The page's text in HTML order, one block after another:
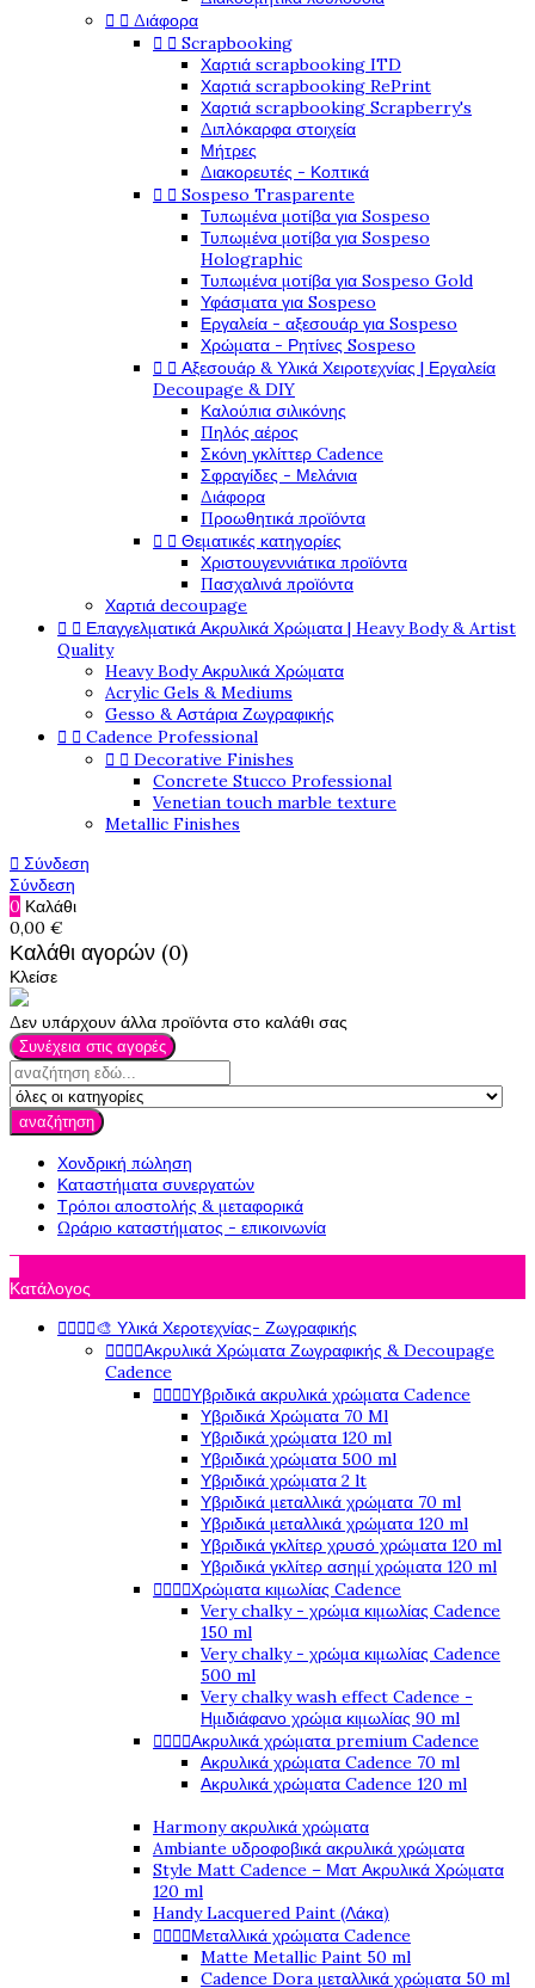
  Διάφορα
  Scrapbooking
Χαρτιά scrapbooking ITD
Χαρτιά scrapbooking RePrint
Χαρτιά scrapbooking Scrapberry's
Διπλόκαρφα στοιχεία
Μήτρες
Διακορευτές - Κοπτικά
  Sospeso Trasparente
Τυπωμένα μοτίβα για Sospeso
Τυπωμένα μοτίβα για Sospeso
Holographic
Τυπωμένα μοτίβα για Sospeso Gold
Υφάσματα για Sospeso
Εργαλεία - αξεσουάρ για Sospeso
Χρώματα - Ρητίνες Sospeso
  Αξεσουάρ & Υλικά Χειροτεχνίας | Εργαλεία
Decoupage & DIY
Καλούπια σιλικόνης
Πηλός αέρος
Σκόνη γκλίττερ Cadence
Σφραγίδες - Μελάνια
Διάφορα
Προωθητικά προϊόντα
  Θεματικές κατηγορίες
Χριστουγεννιάτικα προϊόντα
Πασχαλινά προϊόντα
Χαρτιά decoupage
  Επαγγελματικά Ακρυλικά Χρώματα | Heavy Body & Artist
Quality
Heavy Body Ακρυλικά Χρώματα
Acrylic Gels & Mediums
Gesso & Αστάρια Ζωγραφικής
  Cadence Professional
  Decorative Finishes
Concrete Stucco Professional
Venetian touch marble texture
Metallic Finishes
 Σύνδεση
Σύνδεση
0 Καλάθι
0,00 €
Καλάθι αγορών (0)
Κλείσε
Δεν υπάρχουν άλλα προϊόντα στο καλάθι σας
Συνέχεια στις αγορές
αναζήτηση
Χονδρική πώληση
Καταστήματα συνεργατών
Τρόποι αποστολής & μεταφορικά
Ωράριο καταστήματος - επικοινωνία
Κατάλογος
🎨 Υλικά Χεροτεχνίας- Ζωγραφικής
Ακρυλικά Χρώματα Ζωγραφικής & Decoupage
Cadence
Υβριδικά ακρυλικά χρώματα Cadence
Υβριδικά Χρώματα 70 Ml
Υβριδικά χρώματα 120 ml
Υβριδικά χρώματα 500 ml
Υβριδικά χρώματα 2 lt
Υβριδικά μεταλλικά χρώματα 70 ml
Υβριδικά μεταλλικά χρώματα 120 ml
Υβριδικά γκλίτερ χρυσό χρώματα 120 ml
Υβριδικά γκλίτερ ασημί χρώματα 120 ml
Χρώματα κιμωλίας Cadence
Very chalky - χρώμα κιμωλίας Cadence
150 ml
Very chalky - χρώμα κιμωλίας Cadence
500 ml
Very chalky wash effect Cadence -
Ημιδιάφανο χρώμα κιμωλίας 90 ml
Ακρυλικά χρώματα premium Cadence
Ακρυλικά χρώματα Cadence 70 ml
Ακρυλικά χρώματα Cadence 120 ml
Harmony ακρυλικά χρώματα
Ambiante υδροφοβικά ακρυλικά χρώματα
Style Matt Cadence – Ματ Ακρυλικά Χρώματα
120 ml
Handy Lacquered Paint (Λάκα)
Μεταλλικά χρώματα Cadence
Matte Metallic Paint 50 ml
Cadence Dora μεταλλικά χρώματα 50 ml